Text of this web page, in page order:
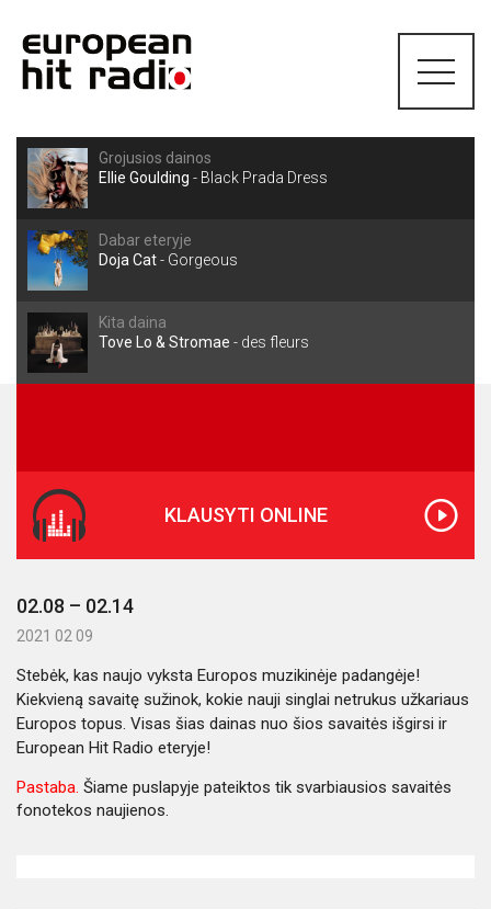
Grojusios dainos
Ellie Goulding - Black Prada Dress
Dabar eteryje
Doja Cat- Gorgeous
Kita daina
Tove Lo & Stromae - des fleurs
KLAUSYTI ONLINE
02.08 – 02.14
2021 02 09
Stebėk, kas naujo vyksta Europos muzikinėje padangėje!
Kiekvieną savaitę sužinok, kokie nauji singlai netrukus užkariaus
Europos topus. Visas šias dainas nuo šios savaitės išgirsi ir
European Hit Radio eteryje!
Pastaba. Šiame puslapyje pateiktos tik svarbiausios savaitės
fonotekos naujienos.